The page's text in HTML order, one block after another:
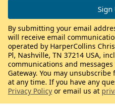
By submitting your email
will receive email
operated by HarperCollins
Pl, Nashville, TN 37214 USA,
communications and
Gateway. You may unsubscribe
at any time. If you have any
Privacy Policy or email us at